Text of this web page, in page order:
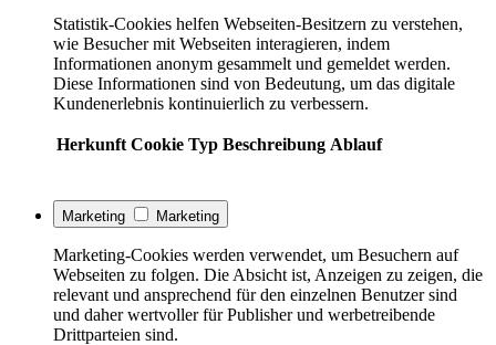
Statistik-Cookies helfen Webseiten-Besitzern zu verstehen,
wie Besucher mit Webseiten interagieren, indem
Informationen anonym gesammelt und gemeldet werden.
Diese Informationen sind von Bedeutung, um das digitale
Kundenerlebnis kontinuierlich zu verbessern.
Herkunft Cookie Typ Beschreibung Ablauf
Marketing Marketing
Marketing-Cookies werden verwendet, um Besuchern auf
Webseiten zu folgen. Die Absicht ist, Anzeigen zu zeigen, die
relevant und ansprechend für den einzelnen Benutzer sind
und daher wertvoller für Publisher und werbetreibende
Drittparteien sind.